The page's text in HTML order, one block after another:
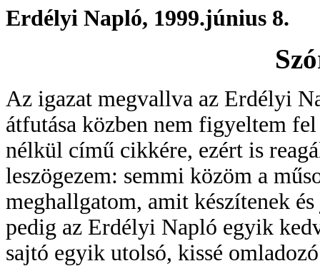
Erdélyi Napló, 1999.június 8.
Az igazat megvallva az Erdélyi
átfutása közben nem figyeltem
nélkül című cikkére, ezért is
leszögezem: semmi közöm a
meghallgatom, amit készítenek
pedig az Erdélyi Napló egyik
sajtó egyik utolsó, kissé